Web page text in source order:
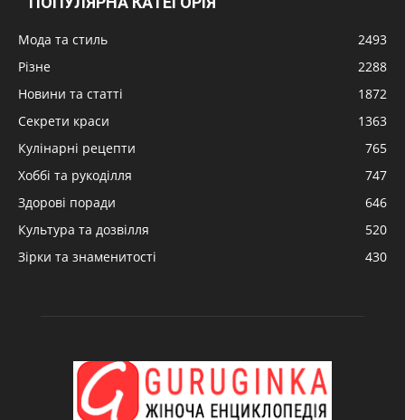
Мода та стиль
2493
Різне
2288
Новини та статті
1872
Секрети краси
1363
Кулінарні рецепти
765
Хоббі та рукоділля
747
Здорові поради
646
Культура та дозвілля
520
Зірки та знаменитості
430